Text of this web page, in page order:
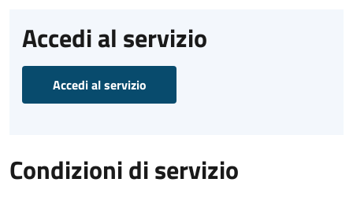
Accedi al servizio
Accedi al servizio
Condizioni di servizio